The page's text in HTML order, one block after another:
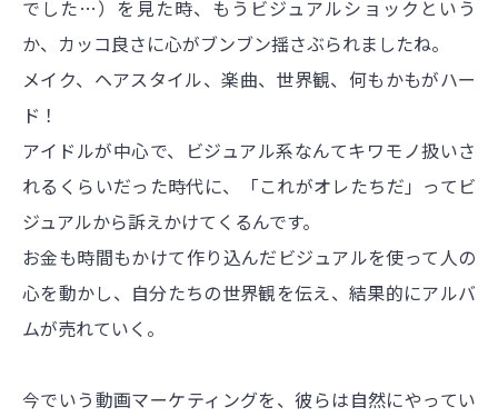
でした…）を見た時、もうビジュアルショックという
か、カッコ良さに心がブンブン揺さぶられましたね。
メイク、ヘアスタイル、楽曲、世界観、何もかもがハー
ド！
アイドルが中心で、ビジュアル系なんてキワモノ扱いさ
れるくらいだった時代に、「これがオレたちだ」ってビ
ジュアルから訴えかけてくるんです。
お金も時間もかけて作り込んだビジュアルを使って人の
心を動かし、自分たちの世界観を伝え、結果的にアルバ
ムが売れていく。
今でいう動画マーケティングを、彼らは自然にやってい